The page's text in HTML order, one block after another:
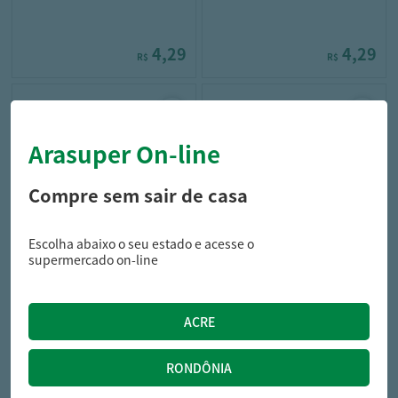
R$ 4,29 R$ 4,29
royal
GELATINA ROYAL ZERO 12G
4,29
Arasuper On-line
Compre sem sair de casa
Escolha abaixo o seu estado e acesse o
supermercado on-line